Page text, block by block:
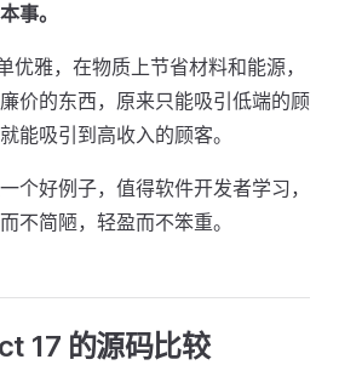
事。
优雅，在物质上节省材料和能源，
价的东西，原来只能吸引低端的顾
能吸引到高收入的顾客。
个好例子，值得软件开发者学习，
不简陋，轻盈而不笨重。
17 的源码比较